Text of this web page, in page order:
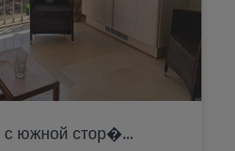
с южной стор�...